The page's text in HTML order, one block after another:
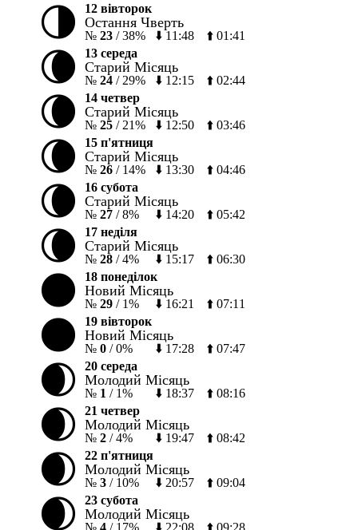
🌗 12 вівторок
Остання Чверть
№ 23 /38% ⬇️ 11:48 ⬆️ 01:41
🌘 13 середа
Старий Місяць
№ 24 / 29% ⬇️ 12:15 ⬆️ 02:44
🌘 14 четвер
Старий Місяць
№ 25 / 21% ⬇️ 12:50 ⬆️ 03:46
🌘 15 п'ятниця
Старий Місяць
№ 26 / 14% ⬇️ 13:30 ⬆️ 04:46
🌘 16 субота
Старий Місяць
№ 27 /8% ⬇️ 14:20 ⬆️ 05:42
🌘 17 неділя
Старий Місяць
№ 28 /4% ⬇️ 15:17 ⬆️ 06:30
🌑 18 понеділок
Новий Місяць
№ 29 / 1% ⬇️ 16:21 ⬆️ 07:11
🌑 19 вівторок
Новий Місяць
№ 0 /0% ⬇️ 17:28 ⬆️ 07:47
🌒 20 середа
Молодий Місяць
№ 1 / 1% ⬇️ 18:37 ⬆️ 08:16
🌒 21 четвер
Молодий Місяць
№ 2 /4% ⬇️ 19:47 ⬆️ 08:42
🌒 22 п'ятниця
Молодий Місяць
№ 3 / 10% ⬇️ 20:57 ⬆️ 09:04
🌒 23 субота
Молодий Місяць
№ 4 / 17% ⬇️ 22:08 ⬆️ 09:28